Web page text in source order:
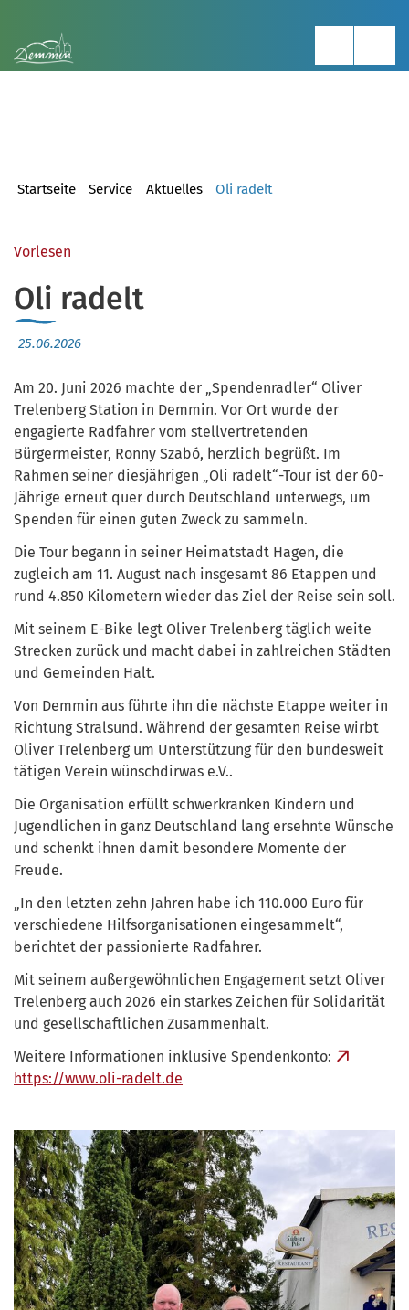
Startseite Service Aktuelles Oli radelt
Vorlesen
Oli radelt
25.06.2026
Am 20. Juni 2026 machte der „Spendenradler“ Oliver
Trelenberg Station in Demmin. Vor Ort wurde der
engagierte Radfahrer vom stellvertretenden
Bürgermeister, Ronny Szabó, herzlich begrüßt. Im
Rahmen seiner diesjährigen „Oli radelt“-Tour ist der 60-
Jährige erneut quer durch Deutschland unterwegs, um
Spenden für einen guten Zweck zu sammeln.
Die Tour begann in seiner Heimatstadt Hagen, die
zugleich am 11. August nach insgesamt 86 Etappen und
rund 4.850 Kilometern wieder das Ziel der Reise sein soll.
Mit seinem E-Bike legt Oliver Trelenberg täglich weite
Strecken zurück und macht dabei in zahlreichen Städten
und Gemeinden Halt.
Von Demmin aus führte ihn die nächste Etappe weiter in
Richtung Stralsund. Während der gesamten Reise wirbt
Oliver Trelenberg um Unterstützung für den bundesweit
tätigen Verein wünschdirwas e.V..
Die Organisation erfüllt schwerkranken Kindern und
Jugendlichen in ganz Deutschland lang ersehnte Wünsche
und schenkt ihnen damit besondere Momente der
Freude.
„In den letzten zehn Jahren habe ich 110.000 Euro für
verschiedene Hilfsorganisationen eingesammelt“,
berichtet der passionierte Radfahrer.
Mit seinem außergewöhnlichen Engagement setzt Oliver
Trelenberg auch 2026 ein starkes Zeichen für Solidarität
und gesellschaftlichen Zusammenhalt.
Weitere Informationen inklusive Spendenkonto:
https://www.oli-radelt.de